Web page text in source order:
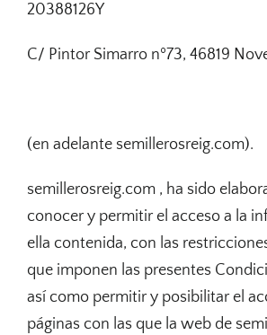
20388126Y
C/ Pintor Simarro nº73, 46819
(en adelante semillerosreig.com).
semillerosreig.com , ha sido
conocer y permitir el acceso a la
ella contenida, con las
que imponen las presentes
así como permitir y posibilitar el
páginas con las que la web de